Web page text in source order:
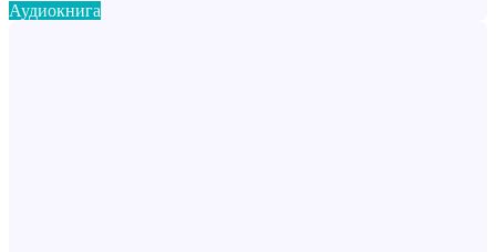
Аудиокнига